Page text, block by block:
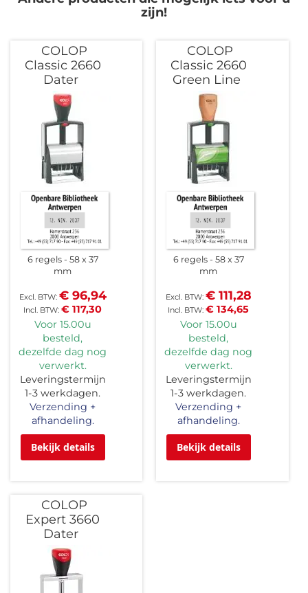
zijn!
COLOP
Classic 2660
Dater
6 regels
58 x 37
mm
€ 117,30
€ 96,94
Voor 15.00u
besteld,
dezelfde dag nog
verwerkt.
Leveringstermijn
1-3 werkdagen.
Verzending +
afhandeling.
Bekijk details
COLOP
Classic 2660
Green Line
6 regels
58 x 37
mm
€ 134,65
€ 111,28
Voor 15.00u
besteld,
dezelfde dag nog
verwerkt.
Leveringstermijn
1-3 werkdagen.
Verzending +
afhandeling.
Bekijk details
COLOP
Expert 3660
Dater